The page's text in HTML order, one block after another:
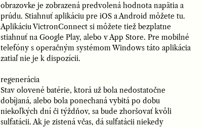
obrazovke je zobrazená predvolená hodnota napätia a
prúdu. Stiahnuť aplikáciu pre iOS a Android môžete tu.
Aplikáciu VictronConnect si môžete tiež bezplatne
stiahnuť na Google Play, alebo v App Store. Pre mobilné
telefóny s operačným systémom Windows táto aplikácia
zatiaľ nie je k dispozícii.
regenerácia
Stav olovené batérie, ktorá už bola nedostatočne
dobíjaná, alebo bola ponechaná vybitá po dobu
niekoľkých dní či týždňov, sa bude zhoršovať kvôli
sulfatácii. Ak je zistená včas, dá sulfatácii niekedy